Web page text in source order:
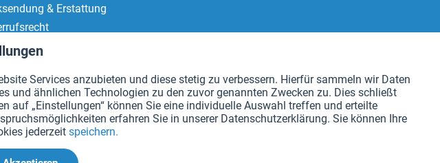
& Erstattung
Versandkosten .
Aktiv
Services anzubieten und diese stetig zu verbessern. Hierfür sammeln wir Daten
und ähnlichen Technologien zu den zuvor genannten Zwecken zu. Dies schließt
auf „Einstellungen“ können Sie eine individuelle Auswahl treffen und erteilte
erfahren Sie in unserer Datenschutzerklärung. Sie können Ihre
jederzeit speichern.